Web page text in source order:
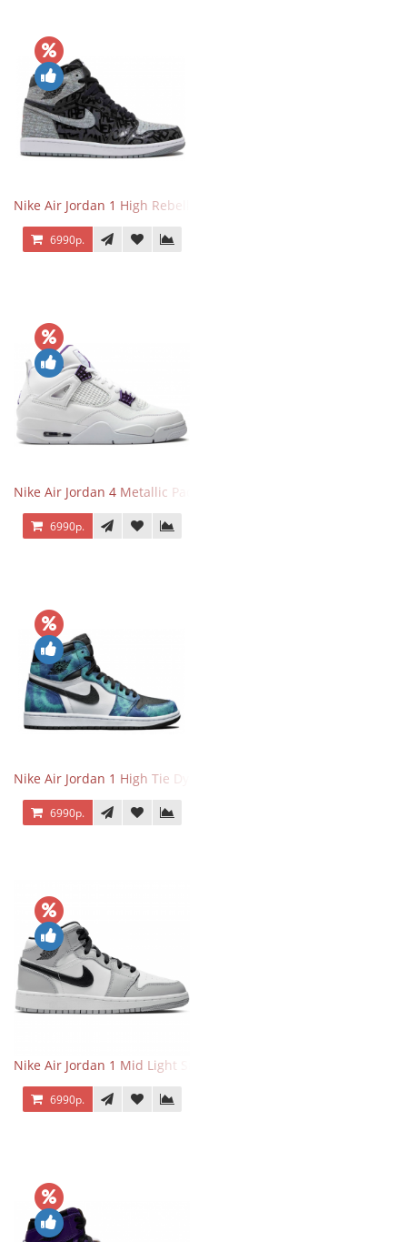
Nike Air Jordan 1 High Rebellionaire
6990р.
Nike Air Jordan 4 Metallic Pack Purple
6990р.
Nike Air Jordan 1 High Tie Dye
6990р.
Nike Air Jordan 1 Mid Light Smoke Grey
6990р.